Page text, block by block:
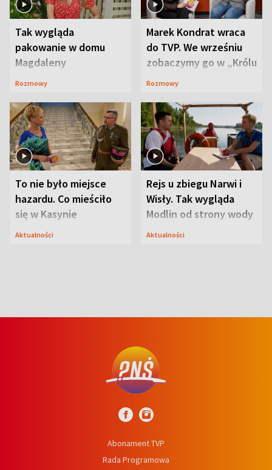
Tak wygląda
pakowanie w domu
Magdaleny
Waligórskiej-Lisieckiej.
Rozmowy
Marek Kondrat wraca
do TVP. We wrześniu
zobaczymy go w „Królu
Maciusiu I”
Rozmowy
To nie było miejsce
hazardu. Co mieściło
się w Kasynie
Oficerskim?
Aktualności
Rejs u zbiegu Narwi i
Wisły. Tak wygląda
Modlin od strony wody
Aktualności
Abonament TVP
Rada Programowa